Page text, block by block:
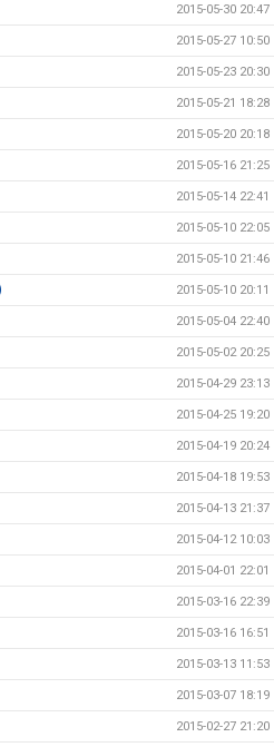
2015-05-30 20:47
2015-05-27 10:50
2015-05-23 20:30
2015-05-21 18:28
2015-05-20 20:18
2015-05-16 21:25
2015-05-14 22:41
2015-05-10 22:05
2015-05-10 21:46
2015-05-10 20:11
2015-05-04 22:40
2015-05-02 20:25
2015-04-29 23:13
2015-04-25 19:20
2015-04-19 20:24
2015-04-18 19:53
2015-04-13 21:37
2015-04-12 10:03
2015-04-01 22:01
2015-03-16 22:39
2015-03-16 16:51
2015-03-13 11:53
2015-03-07 18:19
2015-02-27 21:20